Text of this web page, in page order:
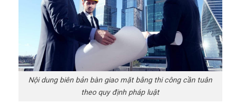
Nội dung biên bản bàn giao mặt bằng thi công cần tuân
theo quy định pháp luật